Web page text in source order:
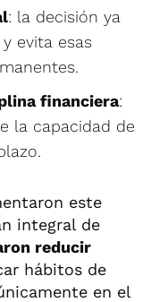
: la decisión ya
evita esas
financiera:
la capacidad de
este
integral de
reducir
hábitos de
en el